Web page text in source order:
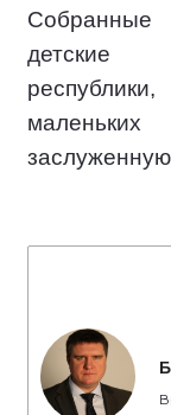
Собранные
детские